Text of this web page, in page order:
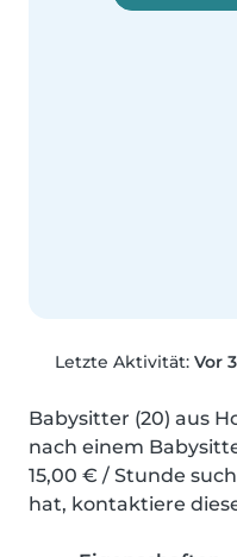
Letzte Aktivität: Vor
Babysitter (20) aus
nach einem
15,00 € / Stunde
hat, kontaktiere